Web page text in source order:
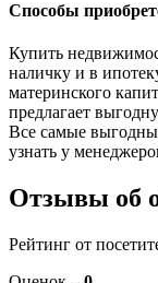
Способы
Купить
наличку и в
материнского
предлагает
Все самые
узнать у
Отзывы об
Рейтинг от